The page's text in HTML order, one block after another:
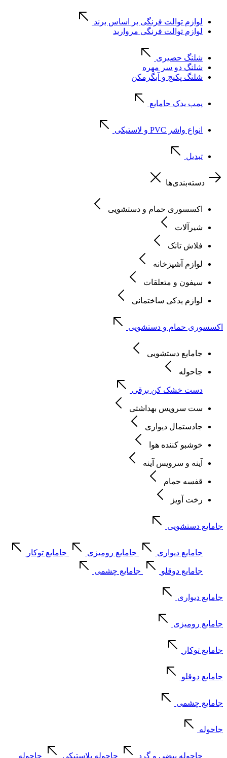
لوازم توالت فرنگی بر اساس برند
لوازم توالت فرنگی مروارید
شلنگ حصیری
شلنگ دو سر مهره
شلنگ پکیج و آبگرمکن
پمپ یدک جامایع
انواع واشر PVC و لاستیکی
تبدیل
دسته‌بندی‌ها
اکسسوری حمام و دستشویی
شیرآلات
فلاش تانک
لوازم آشپزخانه
سیفون و متعلقات
لوازم یدکی ساختمانی
اکسسوری حمام و دستشویی
جامایع دستشویی
جاحوله
دست خشک کن برقی
ست سرویس بهداشتی
جادستمال دیواری
خوشبو کننده هوا
آینه و سرویس آینه
قفسه حمام
رخت آویز
جامایع دستشویی
جامایع دیواری جامایع رومیزی جامایع توکار
جامایع دوقلو جامایع چشمی
جامایع دیواری
جامایع رومیزی
جامایع توکار
جامایع دوقلو
جامایع چشمی
جاحوله
جاحوله بیضی و گرد جاحوله پلاستیکی جاحوله